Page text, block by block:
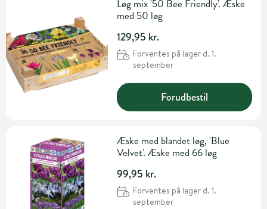
Løg mix '50 Bee Friendly'. Æske
med 50 løg
129,95 kr.
Forventes på lager d. 1.
september
Forudbestil
Æske med blandet løg, 'Blue
Velvet'. Æske med 66 løg
99,95 kr.
Forventes på lager d. 1.
september